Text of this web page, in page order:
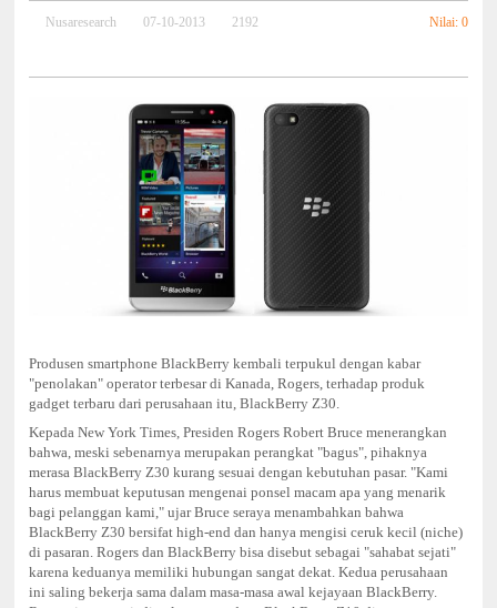
Nusaresearch 07-10-2013 2192 Nilai: 0
Produsen smartphone BlackBerry kembali terpukul dengan kabar
"penolakan" operator terbesar di Kanada, Rogers, terhadap produk
gadget terbaru dari perusahaan itu, BlackBerry Z30.
Kepada New York Times, Presiden Rogers Robert Bruce menerangkan
bahwa, meski sebenarnya merupakan perangkat "bagus", pihaknya
merasa BlackBerry Z30 kurang sesuai dengan kebutuhan pasar. "Kami
harus membuat keputusan mengenai ponsel macam apa yang menarik
bagi pelanggan kami," ujar Bruce seraya menambahkan bahwa
BlackBerry Z30 bersifat high-end dan hanya mengisi ceruk kecil (niche)
di pasaran.Rogers dan BlackBerry bisa disebut sebagai "sahabat sejati"
karena keduanya memiliki hubungan sangat dekat. Kedua perusahaan
ini saling bekerja sama dalam masa-masa awal kejayaan BlackBerry.